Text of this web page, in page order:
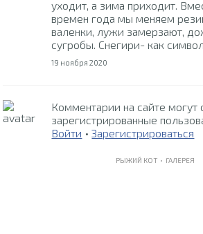
уходит, а зима приходит.
времен года мы меняем
валенки, лужи замерзают,
сугробы. Снегири- как
19 ноября 2020
Комментарии на сайте могут
зарегистрированные
Войти •Зарегистрироваться
РЫЖИЙ КОТ • ГАЛЕРЕЯ